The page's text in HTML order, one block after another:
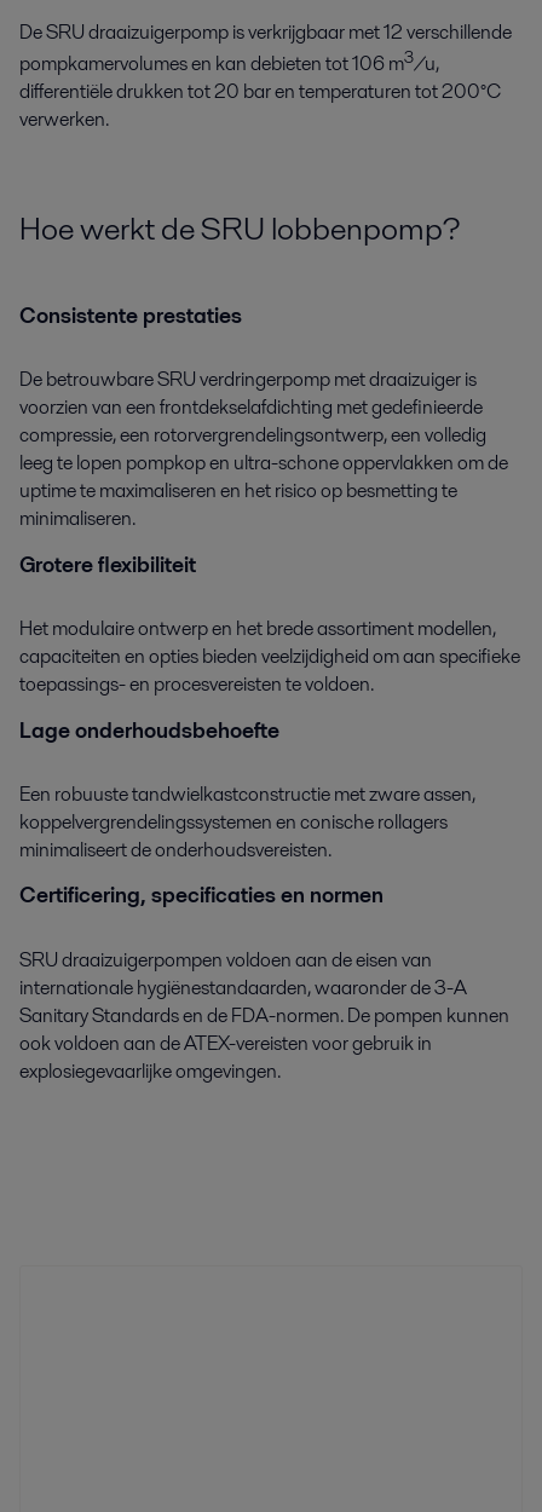
De SRU draaizuigerpomp is verkrijgbaar met 12 verschillende
pompkamervolumes en kan debieten tot 106 m3/u,
differentiële drukken tot 20 bar en temperaturen tot 200°C
verwerken.
Hoe werkt de SRU lobbenpomp?
Consistente prestaties
De betrouwbare SRU verdringerpomp met draaizuiger is
voorzien van een frontdekselafdichting met gedefinieerde
compressie, een rotorvergrendelingsontwerp, een volledig
leeg te lopen pompkop en ultra-schone oppervlakken om de
uptime te maximaliseren en het risico op besmetting te
minimaliseren.
Grotere flexibiliteit
Het modulaire ontwerp en het brede assortiment modellen,
capaciteiten en opties bieden veelzijdigheid om aan specifieke
toepassings- en procesvereisten te voldoen.
Lage onderhoudsbehoefte
Een robuuste tandwielkastconstructie met zware assen,
koppelvergrendelingssystemen en conische rollagers
minimaliseert de onderhoudsvereisten.
Certificering, specificaties en normen
SRU draaizuigerpompen voldoen aan de eisen van
internationale hygiënestandaarden, waaronder de 3-A
Sanitary Standards en de FDA-normen. De pompen kunnen
ook voldoen aan de ATEX-vereisten voor gebruik in
explosiegevaarlijke omgevingen.